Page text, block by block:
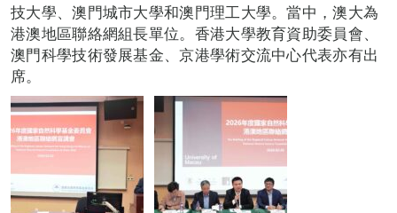
技大學、澳門城市大學和澳門理工大學。當中，澳大為
港澳地區聯絡網組長單位。香港大學教育資助委員會、
澳門科學技術發展基金、京港學術交流中心代表亦有出
席。